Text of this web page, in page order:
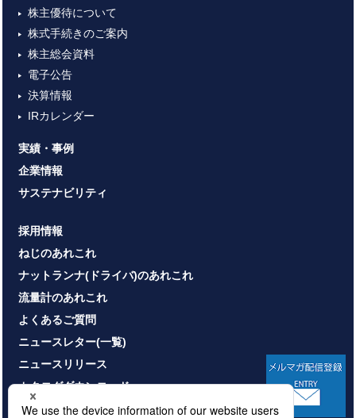
株主優待について
株式手続きのご案内
株主総会資料
電子公告
決算情報
IRカレンダー
実績・事例
企業情報
サステナビリティ
採用情報
ねじのあれこれ
ナットランナ(ドライバ)のあれこれ
流量計のあれこれ
よくあるご質問
ニュースレター(一覧)
ニュースリリース
カタログダウンロード
お問い合わせ